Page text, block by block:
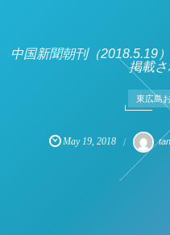
中国新聞朝刊（2018.5.19
掲載
東広島
May 19 ,2018